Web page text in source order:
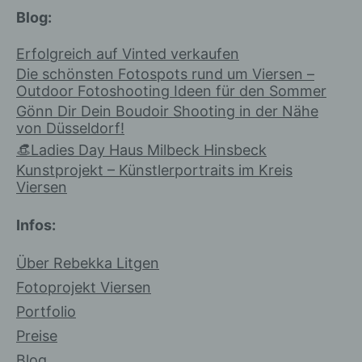
Blog:
Erfolgreich auf Vinted verkaufen
Die schönsten Fotospots rund um Viersen –
Outdoor Fotoshooting Ideen für den Sommer
Gönn Dir Dein Boudoir Shooting in der Nähe
von Düsseldorf!
👒Ladies Day Haus Milbeck Hinsbeck
Kunstprojekt – Künstlerportraits im Kreis
Viersen
Infos:
Über Rebekka Litgen
Fotoprojekt Viersen
Portfolio
Preise
Auftragsverarbeiter ist eine natürliche
oder juristische Person, Behörde,
Einrichtung oder andere Stelle, die
personenbezogene Daten im Auftrag
des Verantwortlichen verarbeitet.
i) Empfänger
Empfänger ist eine natürliche oder
juristische Person, Behörde,
Einrichtung oder andere Stelle, der
personenbezogene Daten offengelegt
werden, unabhängig davon, ob es